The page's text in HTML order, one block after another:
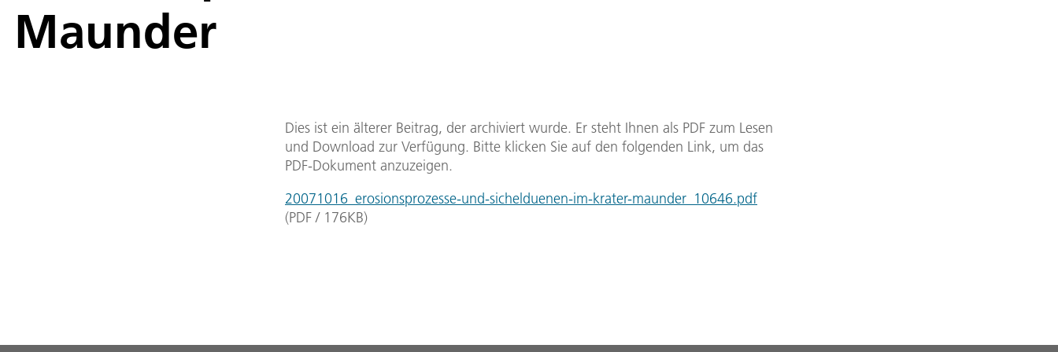
Maunder
Dies ist ein älterer Beitrag, der archiviert wurde. Er steht Ihnen als PDF zum Lesen
und Download zur Verfügung. Bitte klicken Sie auf den folgenden Link, um das
PDF-Dokument anzuzeigen.
20071016_erosionsprozesse-und-sichelduenen-im-krater-maunder_10646.pdf
(PDF / 176KB)